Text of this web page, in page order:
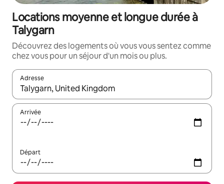
Locations moyenne et longue durée à
Talygarn
Découvrez des logements où vous vous sentez comme
chez vous pour un séjour d'un mois ou plus.
Adresse
Lorsque les résultats s'affichent, utilisez les flèches vers le
Arrivée
Départ